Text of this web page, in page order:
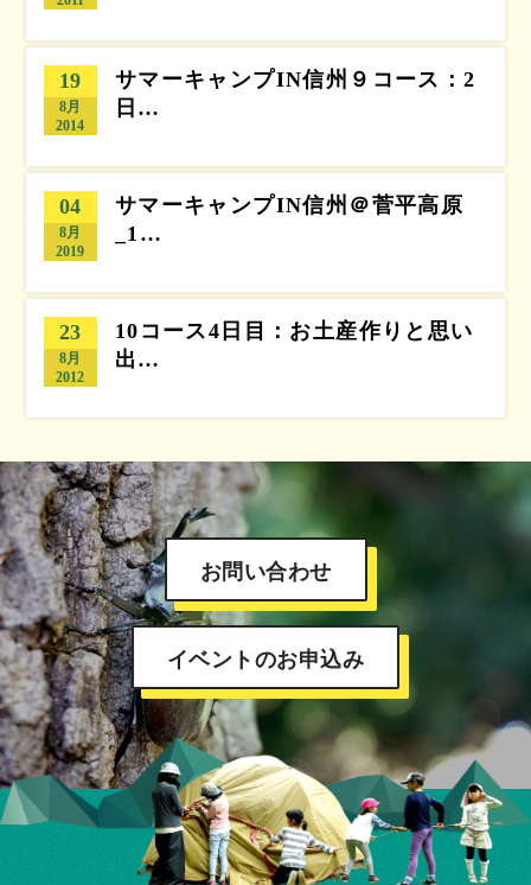
19
8月
2014
サマーキャンプIN信州９コース：2
日…
04
8月
2019
サマーキャンプIN信州＠菅平高原
_1…
23
8月
2012
10コース4日目：お土産作りと思い
出…
お問い合わせ
イベントのお申込み